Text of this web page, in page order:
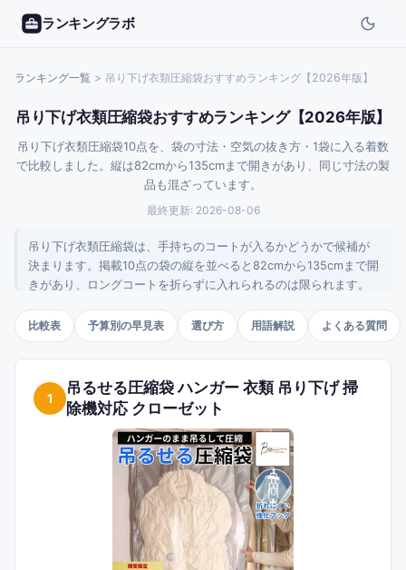
ランキングラボ
ランキング一覧 > 吊り下げ衣類圧縮袋おすすめランキング【2026年版】
吊り下げ衣類圧縮袋おすすめランキング【2026年版】
吊り下げ衣類圧縮袋10点を、袋の寸法・空気の抜き方・1袋に入る着数
で比較しました。縦は82cmから135cmまで開きがあり、同じ寸法の製
品も混ざっています。
最終更新: 2026-08-06
吊り下げ衣類圧縮袋は、手持ちのコートが入るかどうかで候補が
決まります。掲載10点の袋の縦を並べると82cmから135cmまで開
きがあり、ロングコートを折らずに入れられるのは限られます。
吸引機が付くものに分かれました。商品ページに書かれている数
値だけで整理しています。
比較表 予算別の早見表 選び方 用語解説 よくある質問
1
吊るせる圧縮袋 ハンガー 衣類 吊り下げ 掃
除機対応 クローゼット